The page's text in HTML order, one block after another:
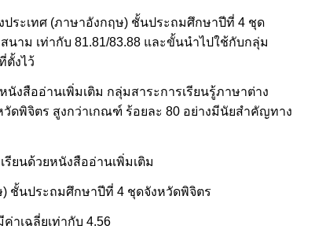
ประเทศ (ภาษาอังกฤษ) ชั้นประถมศึกษาปีที่ 4 ชุด
าม เท่ากับ 81.81/83.88 และขั้นนำไปใช้กับกลุ่ม
ตั้งไว้
งสืออ่านเพิ่มเติม กลุ่มสาระการเรียนรู้ภาษาต่าง
ดพิจิตร สูงกว่าเกณฑ์ ร้อยละ 80 อย่างมีนัยสำคัญทาง
ยนด้วยหนังสืออ่านเพิ่มเติม
) ชั้นประถมศึกษาปีที่ 4 ชุดจังหวัดพิจิตร
าเฉลี่ยเท่ากับ 4.56